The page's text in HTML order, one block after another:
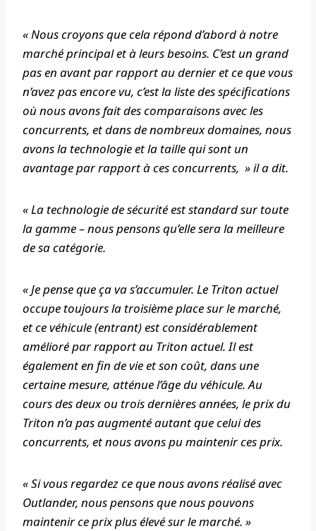
« Nous croyons que cela répond d’abord à notre
marché principal et à leurs besoins. C’est un grand
pas en avant par rapport au dernier et ce que vous
n’avez pas encore vu, c’est la liste des spécifications
où nous avons fait des comparaisons avec les
concurrents, et dans de nombreux domaines, nous
avons la technologie et la taille qui sont un
avantage par rapport à ces concurrents, » il a dit.
« La technologie de sécurité est standard sur toute
la gamme – nous pensons qu’elle sera la meilleure
de sa catégorie.
« Je pense que ça va s’accumuler. Le Triton actuel
occupe toujours la troisième place sur le marché,
et ce véhicule (entrant) est considérablement
amélioré par rapport au Triton actuel. Il est
également en fin de vie et son coût, dans une
certaine mesure, atténue l’âge du véhicule. Au
cours des deux ou trois dernières années, le prix du
Triton n’a pas augmenté autant que celui des
concurrents, et nous avons pu maintenir ces prix.
« Si vous regardez ce que nous avons réalisé avec
Outlander, nous pensons que nous pouvons
maintenir ce prix plus élevé sur le marché. »